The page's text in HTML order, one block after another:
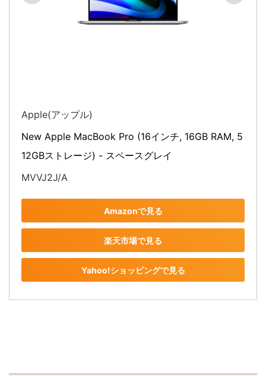
Apple(アップル)
New Apple MacBook Pro (16インチ, 16GB RAM, 5
12GBストレージ) - スペースグレイ
MVVJ2J/A
Amazonで見る
楽天市場で見る
Yahoo!ショッピングで見る